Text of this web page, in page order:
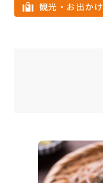
観光・お出かけ